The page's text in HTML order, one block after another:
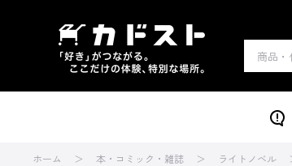
ホーム 本・コミック・雑誌 ライトノベル